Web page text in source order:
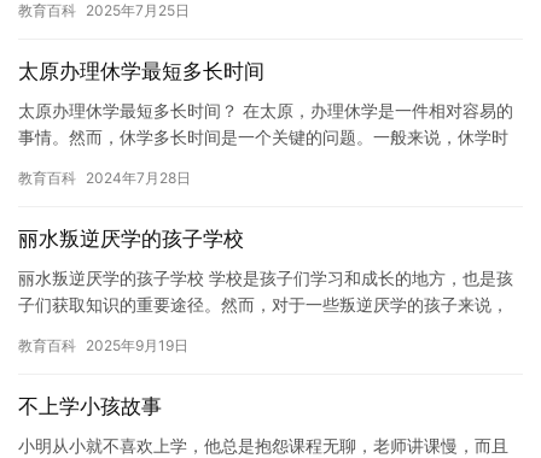
感到厌…
教育百科 2025年7月25日
太原办理休学最短多长时间
太原办理休学最短多长时间？ 在太原，办理休学是一件相对容易的
事情。然而，休学多长时间是一个关键的问题。一般来说，休学时
短时…
教育百科 2024年7月28日
丽水叛逆厌学的孩子学校
丽水叛逆厌学的孩子学校 学校是孩子们学习和成长的地方，也是孩
子们获取知识的重要途径。然而，对于一些叛逆厌学的孩子来说，
受教…
教育百科 2025年9月19日
不上学小孩故事
小明从小就不喜欢上学，他总是抱怨课程无聊，老师讲课慢，而且